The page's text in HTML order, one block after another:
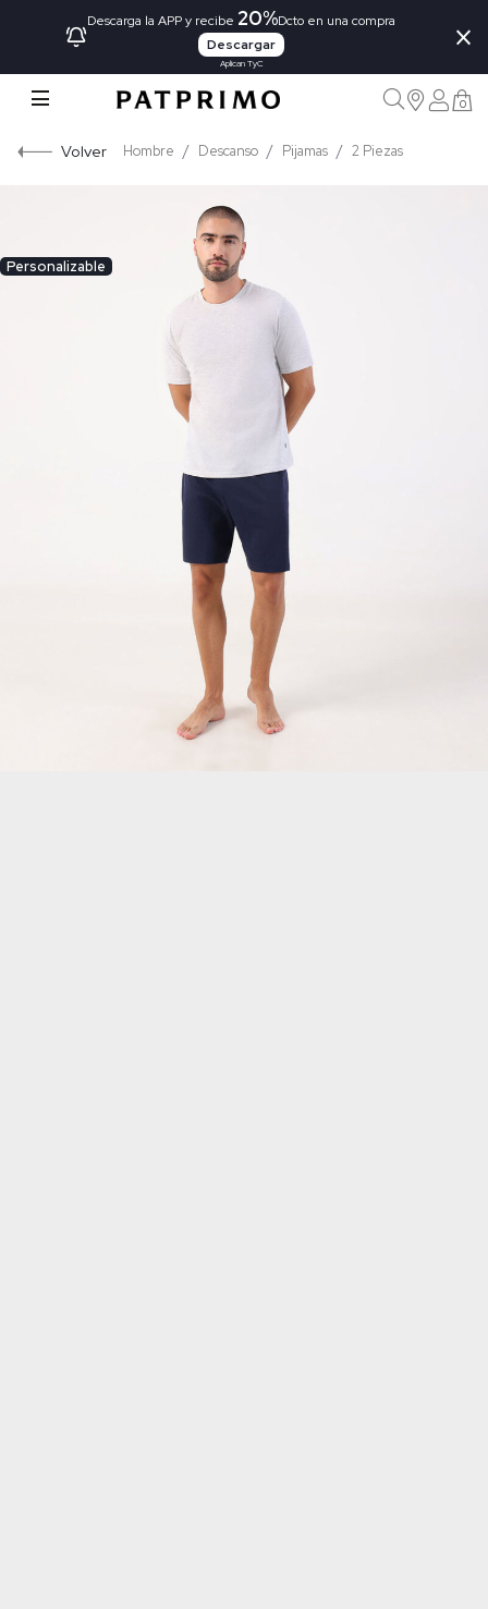
Descarga la APP y recibe 20%Dcto en una compra
Descargar
Aplican TyC
×
0
Volver Hombre Descanso Pijamas 2 Piezas
Personalizable